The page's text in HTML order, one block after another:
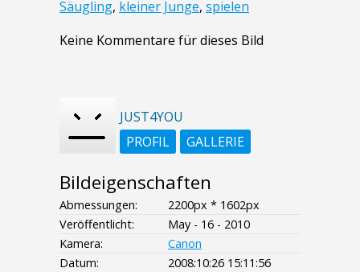
Säugling, kleiner Junge, spielen
Keine Kommentare für dieses Bild
JUST4YOU
PROFIL
GALLERIE
Bildeigenschaften
Abmessungen:
2200px * 1602px
Veröffentlicht:
May - 16 - 2010
Kamera:
Canon
Datum:
2008:10:26 15:11:56